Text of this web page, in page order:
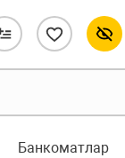
Банкоматлар